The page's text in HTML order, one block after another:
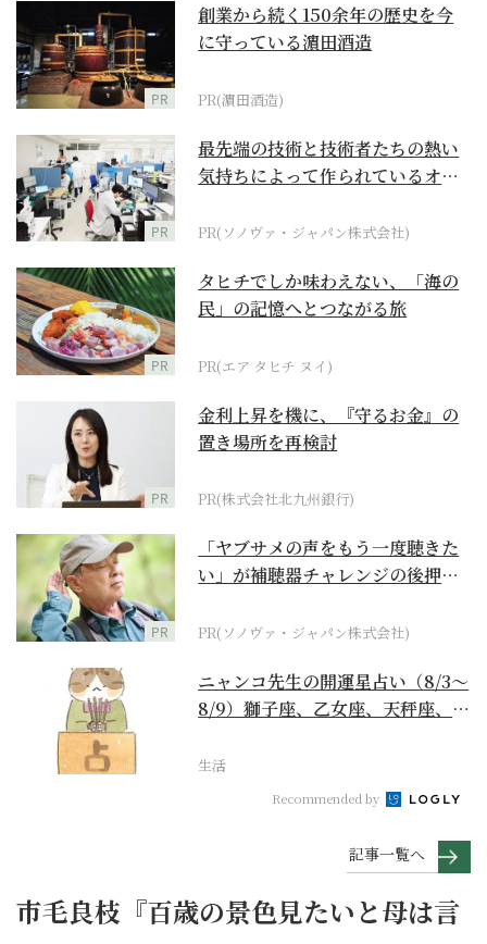
PR
創業から続く150余年の歴史を今
に守っている濵田酒造
PR(濵田酒造)
PR
最先端の技術と技術者たちの熱い
気持ちによって作られているオー
PR(ソノヴァ・ジャパン株式会社)
PR
タヒチでしか味わえない、「海の
民」の記憶へとつながる旅
PR(エア タヒチ ヌイ)
PR
金利上昇を機に、『守るお金』の
置き場所を再検討
PR(株式会社北九州銀行)
PR
「ヤブサメの声をもう一度聴きた
い」が補聴器チャレンジの後押し
PR(ソノヴァ・ジャパン株式会社)
ニャンコ先生の開運星占い（8/3～
8/9）獅子座、乙女座、天秤座、蠍
生活
Recommended by
記事一覧へ
市毛良枝『百歳の景色見たいと母は言